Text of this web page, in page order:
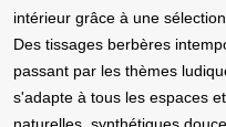
intérieur grâce à une
Des tissages berbères
passant par les thèmes
s'adapte à tous les espaces
naturelles, synthétiques